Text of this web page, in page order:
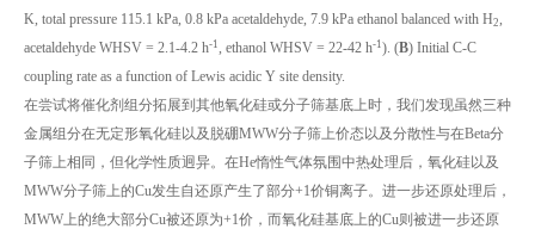
K, total pressure 115.1 kPa, 0.8 kPa acetaldehyde, 7.9 kPa ethanol balanced with H2,
acetaldehyde WHSV = 2.1-4.2 h-1 , ethanol WHSV = 22-42 h-1 ). (B) Initial C-C
coupling rate as a function of Lewis acidic Y site density.
在尝试将催化剂组分拓展到其他氧化硅或分子筛基底上时，我们发现虽然三种
金属组分在无定形氧化硅以及脱硼MWW分子筛上价态以及分散性与在Beta分
子筛上相同，但化学性质迥异。在He惰性气体氛围中热处理后，氧化硅以及
MWW分子筛上的Cu发生自还原产生了部分+1价铜离子。进一步还原处理后，
MWW上的绝大部分Cu被还原为+1价，而氧化硅基底上的Cu则被进一步还原